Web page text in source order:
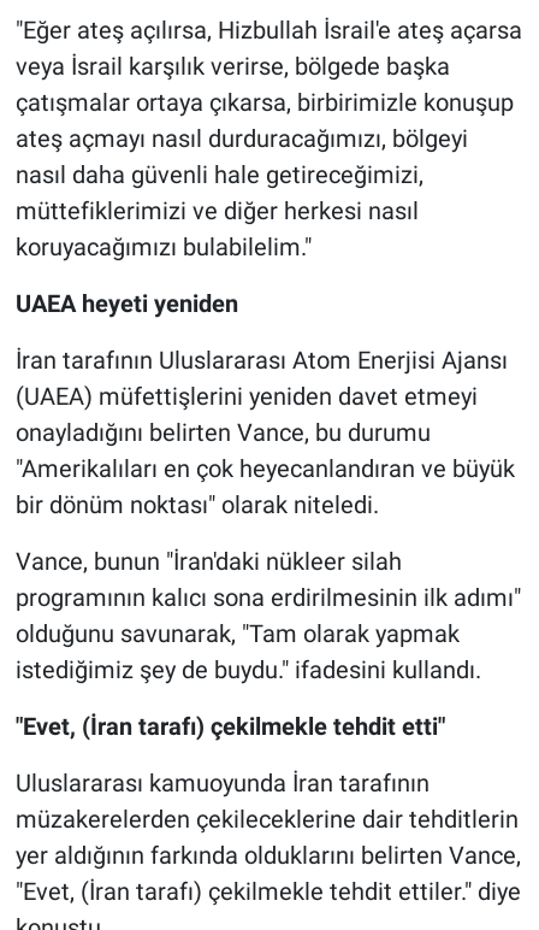
"Eğer ateş açılırsa, Hizbullah İsrail'e ateş açarsa
veya İsrail karşılık verirse, bölgede başka
çatışmalar ortaya çıkarsa, birbirimizle konuşup
ateş açmayı nasıl durduracağımızı, bölgeyi
nasıl daha güvenli hale getireceğimizi,
müttefiklerimizi ve diğer herkesi nasıl
koruyacağımızı bulabilelim."
UAEA heyeti yeniden
İran tarafının Uluslararası Atom Enerjisi Ajansı
(UAEA) müfettişlerini yeniden davet etmeyi
onayladığını belirten Vance, bu durumu
"Amerikalıları en çok heyecanlandıran ve büyük
bir dönüm noktası" olarak niteledi.
Vance, bunun "İran'daki nükleer silah
programının kalıcı sona erdirilmesinin ilk adımı"
olduğunu savunarak, "Tam olarak yapmak
istediğimiz şey de buydu." ifadesini kullandı.
"Evet, (İran tarafı) çekilmekle tehdit etti"
Uluslararası kamuoyunda İran tarafının
müzakerelerden çekileceklerine dair tehditlerin
yer aldığının farkında olduklarını belirten Vance,
"Evet, (İran tarafı) çekilmekle tehdit ettiler." diye